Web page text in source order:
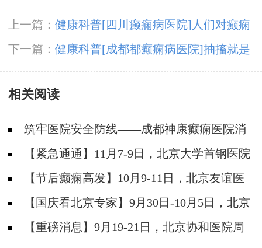
上一篇： 健康科普[四川癫痫病医院]人们对癫痫
有哪些错误的了解？
下一篇： 健康科普[成都都癫痫病医院]抽搐就是
羊角风？还是了解不够！
相关阅读
筑牢医院安全防线——成都神康癫痫医院消
防安全培训纪实
【紧急通通】11月7-9日，北京大学首钢医院
神经内科胡颖教授亲临成都会诊，破解癫痫疑难
【节后癫痫高发】10月9-11日，北京友谊医
院陈葵博士免费会诊+治疗援助，破解癫痫难
题！
【国庆看北京专家】9月30日-10月5日，北京
天坛&首钢医院两大专家蓉城亲诊+癫痫大额救
【重磅消息】9月19-21日，北京协和医院周